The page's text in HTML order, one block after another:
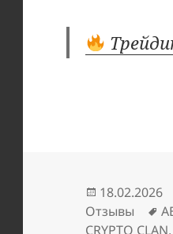
18.02.2026
Отзывы
CRYPTO CLAN,